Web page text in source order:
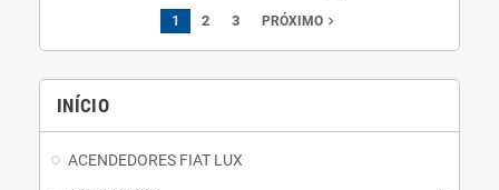
INÍCIO
ACENDEDORES FIAT LUX
1 2 3 PRÓXIMO navigate_next